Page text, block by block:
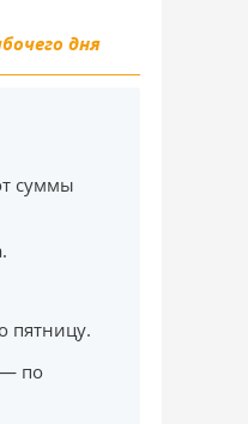
дня
суммы
пятницу.
по